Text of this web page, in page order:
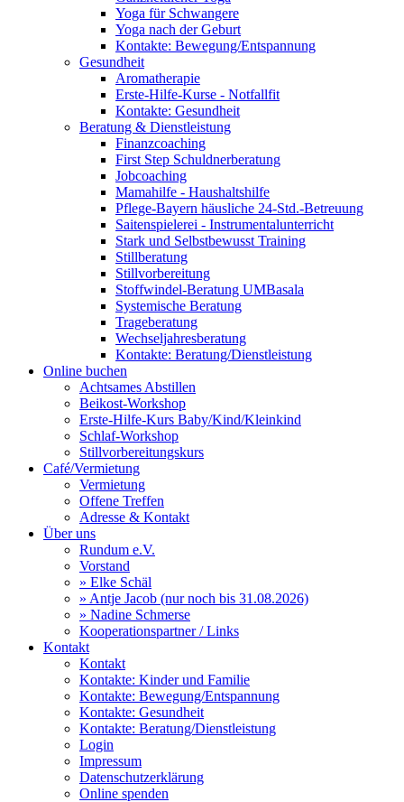
Yoga für Schwangere
Yoga nach der Geburt
Kontakte: Bewegung/Entspannung
Gesundheit
Aromatherapie
Erste-Hilfe-Kurse - Notfallfit
Kontakte: Gesundheit
Beratung & Dienstleistung
Finanzcoaching
First Step Schuldnerberatung
Jobcoaching
Mamahilfe - Haushaltshilfe
Pflege-Bayern häusliche 24-Std.-Betreuung
Saitenspielerei - Instrumentalunterricht
Stark und Selbstbewusst Training
Stillberatung
Stillvorbereitung
Stoffwindel-Beratung UMBasala
Systemische Beratung
Trageberatung
Wechseljahresberatung
Kontakte: Beratung/Dienstleistung
Online buchen
Achtsames Abstillen
Beikost-Workshop
Erste-Hilfe-Kurs Baby/Kind/Kleinkind
Schlaf-Workshop
Stillvorbereitungskurs
Café/Vermietung
Vermietung
Offene Treffen
Adresse & Kontakt
Über uns
Rundum e.V.
Vorstand
» Elke Schäl
» Antje Jacob (nur noch bis 31.08.2026)
» Nadine Schmerse
Kooperationspartner / Links
Kontakt
Kontakt
Kontakte: Kinder und Familie
Kontakte: Bewegung/Entspannung
Kontakte: Gesundheit
Kontakte: Beratung/Dienstleistung
Login
Impressum
Datenschutzerklärung
Online spenden